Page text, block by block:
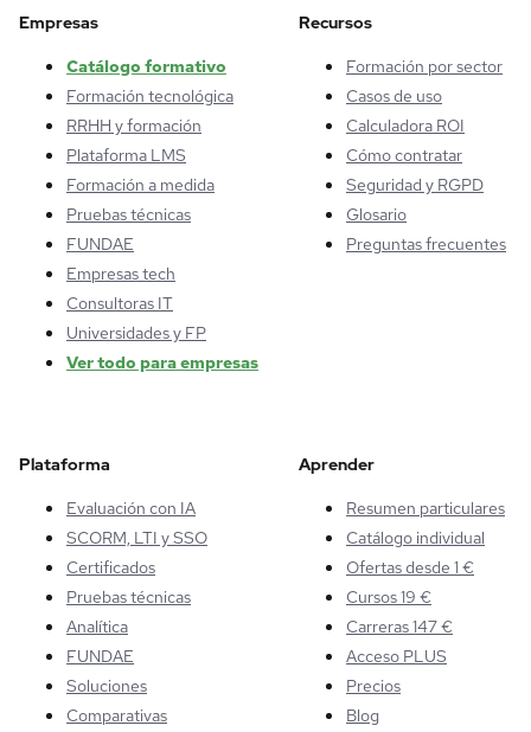
Empresas
Catálogo formativo
Formación tecnológica
RRHH y formación
Plataforma LMS
Formación a medida
Pruebas técnicas
FUNDAE
Empresas tech
Consultoras IT
Universidades y FP
Ver todo para empresas
Recursos
Formación por sector
Casos de uso
Calculadora ROI
Cómo contratar
Seguridad y RGPD
Glosario
Preguntas frecuentes
Plataforma
Evaluación con IA
SCORM, LTI y SSO
Certificados
Pruebas técnicas
Analítica
FUNDAE
Soluciones
Comparativas
Aprender
Resumen particulares
Catálogo individual
Ofertas desde 1 €
Cursos 19 €
Carreras 147 €
Acceso PLUS
Precios
Blog